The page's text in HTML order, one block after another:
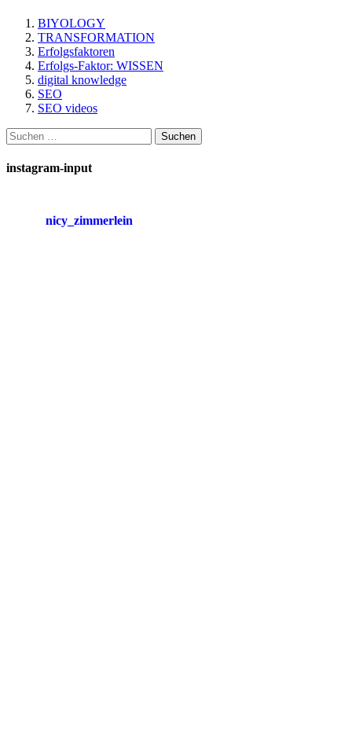
BIYOLOGY
TRANSFORMATION
Erfolgsfaktoren
Erfolgs-Faktor: WISSEN
digital knowledge
SEO
SEO videos
Suchen
nach:
instagram-input
nicy_zimmerlein